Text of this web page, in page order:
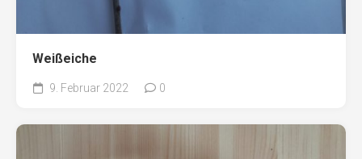
Weißeiche
9. Februar 2022 0